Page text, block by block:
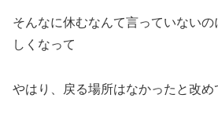
そんなに休むなんて言っていない
しくなって
やはり、戻る場所はなかったと改め